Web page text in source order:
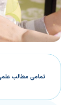
تمامی مطالب